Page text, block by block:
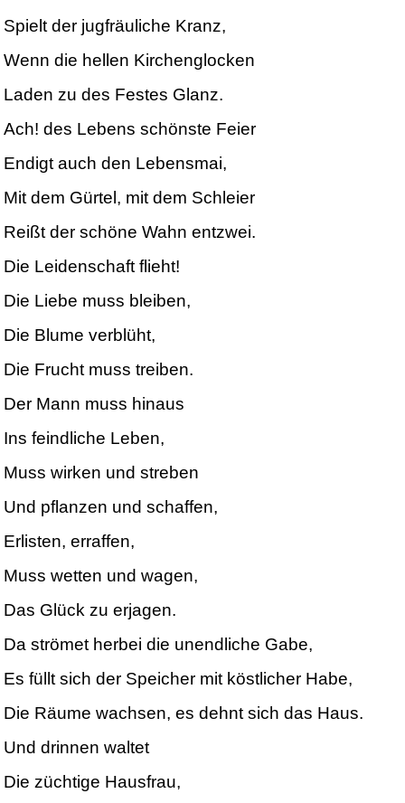
Spielt der jugfräuliche Kranz,
Wenn die hellen Kirchenglocken
Laden zu des Festes Glanz.
Ach! des Lebens schönste Feier
Endigt auch den Lebensmai,
Mit dem Gürtel, mit dem Schleier
Reißt der schöne Wahn entzwei.
Die Leidenschaft flieht!
Die Liebe muss bleiben,
Die Blume verblüht,
Die Frucht muss treiben.
Der Mann muss hinaus
Ins feindliche Leben,
Muss wirken und streben
Und pflanzen und schaffen,
Erlisten, erraffen,
Muss wetten und wagen,
Das Glück zu erjagen.
Da strömet herbei die unendliche Gabe,
Es füllt sich der Speicher mit köstlicher Habe,
Die Räume wachsen, es dehnt sich das Haus.
Und drinnen waltet
Die züchtige Hausfrau,